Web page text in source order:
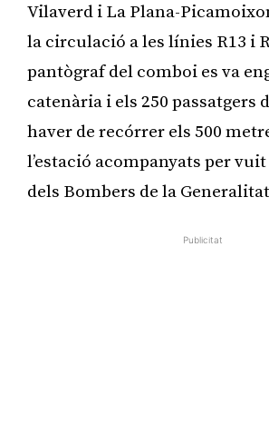
Vilaverd i La Plana-
la circulació a les línies R13 i
pantògraf del comboi es va
catenària i els 250 passatgers
haver de recórrer els 500
l’estació acompanyats per
dels Bombers de la
Publicitat